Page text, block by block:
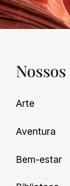
Nossos
Arte
Aventura
Bem-estar